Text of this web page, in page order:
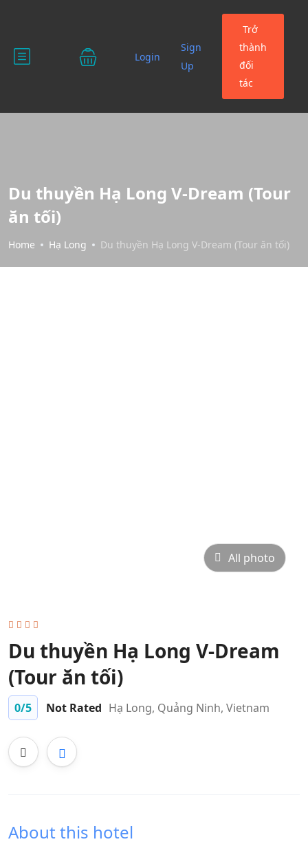
Login
Sign
Up
Trở
thành
đối
tác
Du thuyền Hạ Long V-Dream (Tour
ăn tối)
Home Hạ Long Du thuyền Hạ Long V-Dream (Tour ăn tối)
All photo
Du thuyền Hạ Long V-Dream
(Tour ăn tối)
0/5 Not Rated Hạ Long, Quảng Ninh, Vietnam
About this hotel